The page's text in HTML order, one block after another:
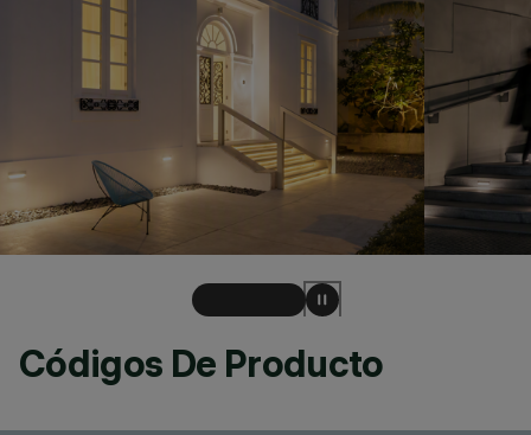
Códigos De Producto